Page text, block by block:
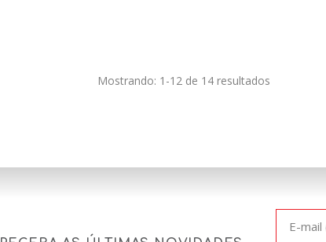
Mostrando: 1-12 de 14 resultados